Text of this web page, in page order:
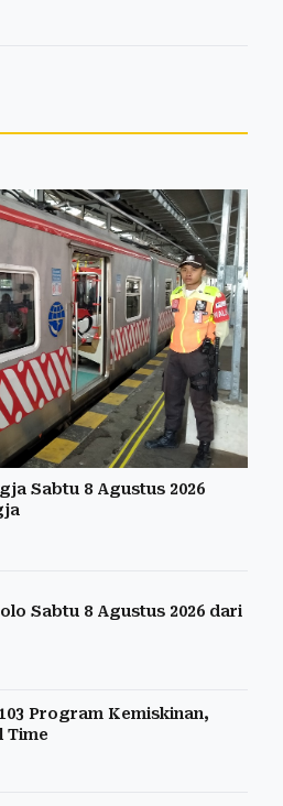
Sabtu 8 Agustus 2026
Sabtu 8 Agustus 2026 dari
Program Kemiskinan,
Time